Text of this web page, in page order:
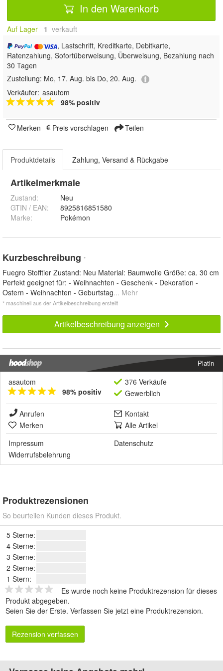
In den Warenkorb
Auf Lager 1 verkauft
, Lastschrift, Kreditkarte, Debitkarte,
Ratenzahlung, Sofortüberweisung, Überweisung, Bezahlung nach
30 Tagen
Zustellung: Mo, 17. Aug. bis Do, 20. Aug.
Verkäufer: asautom
98% positiv
Merken Preis vorschlagen Teilen
Produktdetails Zahlung, Versand & Rückgabe
Artikelmerkmale
Zustand:
Neu
GTIN / EAN:
8925816851580
Marke:
Pokémon
Kurzbeschreibung *
Fuegro Stofftier Zustand: Neu Material: Baumwolle Größe: ca. 30 cm
Perfekt geeignet für: - Weihnachten - Geschenk - Dekoration -
Ostern - Weihnachten - Geburtstag... Mehr
* maschinell aus der Artikelbeschreibung erstellt
Artikelbeschreibung anzeigen
Platin
asautom
98% positiv
376 Verkäufe
Gewerblich
Anrufen
Kontakt
Merken
Alle Artikel
Impressum
Datenschutz
Widerrufsbelehrung
Produktrezensionen
So beurteilen Kunden dieses Produkt.
5 Sterne:
4 Sterne:
3 Sterne:
2 Sterne:
1 Stern:
Es wurde noch keine Produktrezension für dieses
Produkt abgegeben.
Seien Sie der Erste. Verfassen Sie jetzt eine Produktrezension.
Rezension verfassen